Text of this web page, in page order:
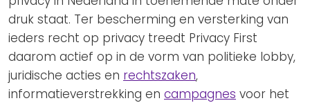
druk staat. Ter bescherming en versterking van
ieders recht op privacy treedt Privacy First
daarom actief op in de vorm van politieke lobby,
juridische acties en rechtszaken,
informatieverstrekking en campagnes voor het